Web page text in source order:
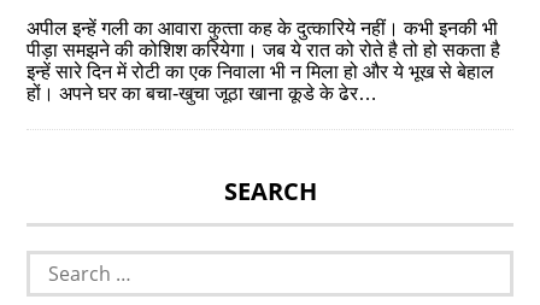
अपील इन्‍हें गली का आवारा कुत्‍ता कह के दुत्‍कारिये नहीं। कभी इनकी भी
पीड़ा समझने की कोशिश करियेगा। जब ये रात को रोते है तो हो सकता है
इन्‍हें सारे दिन में रोटी का एक निवाला भी न मिला हो और ये भूख से बेहाल
हों। अपने घर का बचा-खुचा जूठा खाना कूडे के ढेर…
SEARCH
Search
for: